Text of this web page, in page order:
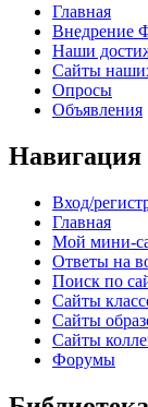
Главная
Внедрение
Наши
Сайты
Опросы
Объявления
Навигация
Вход/
Главная
Мой мини-
Ответы на
Поиск по
Сайты
Сайты
Сайты
Форумы